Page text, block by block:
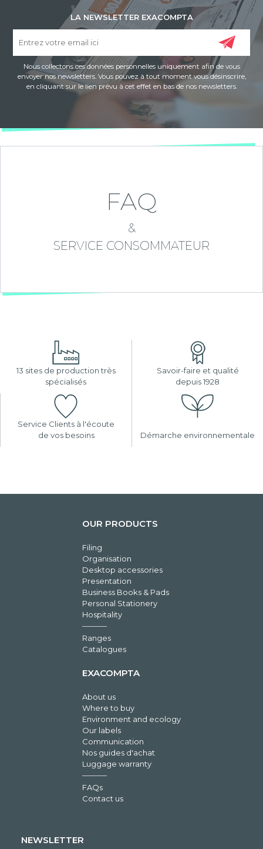
LA NEWSLETTER EXACOMPTA
Nous collectons ces données personnelles uniquement afin de vous
envoyer nos newsletters. Vous pouvez à tout moment vous désinscrire,
en cliquant sur le lien prévu à cet effet en bas de nos newsletters.
FAQ
&
SERVICE CONSOMMATEUR
13 sites de production très
spécialisés
Savoir-faire et qualité
depuis 1928
Service Clients à l'écoute
de vos besoins
Démarche environnementale
OUR PRODUCTS
Filing
Organisation
Desktop accessories
Presentation
Business Books & Pads
Personal Stationery
Hospitality
Ranges
Catalogues
EXACOMPTA
About us
Where to buy
Environment and ecology
Our labels
Communication
Nos guides d'achat
Luggage warranty
FAQs
Contact us
NEWSLETTER